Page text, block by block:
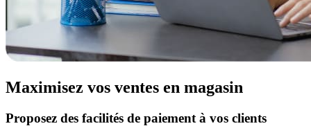
Maximisez vos ventes en magasin
Proposez des facilités de paiement à vos clients